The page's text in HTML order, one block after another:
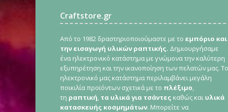
Craftstore.gr
Από το 1982 δραστηριοποιούμαστε με το εμπόριο και
την εισαγωγή υλικών ραπτικής. Δημιουργήσαμε
ένα ηλεκτρονικό κατάστημα με γνώμονα την καλύτερη
εξυπηρέτηση και την ικανοποίηση των πελατών μας. Το
ηλεκτρονικό μας κατάστημα περιλαμβάνει μεγάλη
ποικιλία προϊόντων σχετικά με το πλέξιμο,
τη ραπτική, τα υλικά για τσάντες καθώς και υλικά
κατασκευής κοσμημάτων. Μπορείτε να